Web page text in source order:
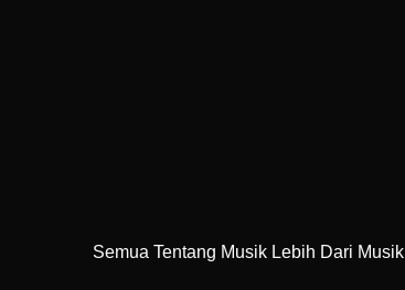
Semua Tentang Musik Lebih Dari Musik